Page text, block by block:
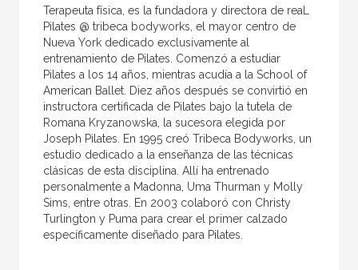
Coordinador
Editor
Editora
Escritor
Escritora
Ilustrador
Prologuista
Traductor
Traductora
Terapeuta física, es la fundadora y directora de reaL
Pilates @ tribeca bodyworks, el mayor centro de
Nueva York dedicado exclusivamente al
entrenamiento de Pilates. Comenzó a estudiar
Pilates a los 14 años, mientras acudía a la School of
American Ballet. Diez años después se convirtió en
instructora certificada de Pilates bajo la tutela de
Romana Kryzanowska, la sucesora elegida por
Joseph Pilates. En 1995 creó Tribeca Bodyworks, un
estudio dedicado a la enseñanza de las técnicas
clásicas de esta disciplina. Allí ha entrenado
personalmente a Madonna, Uma Thurman y Molly
Sims, entre otras. En 2003 colaboró con Christy
Turlington y Puma para crear el primer calzado
específicamente diseñado para Pilates.